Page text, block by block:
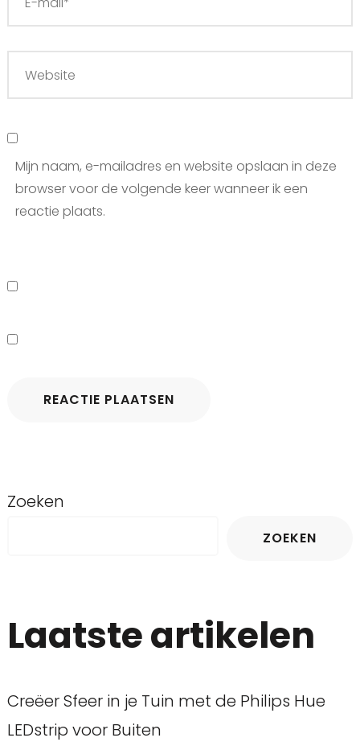
Mijn naam, e-mailadres en website opslaan in deze
browser voor de volgende keer wanneer ik een
reactie plaats.
Zoeken
ZOEKEN
Laatste artikelen
Creëer Sfeer in je Tuin met de Philips Hue
LEDstrip voor Buiten